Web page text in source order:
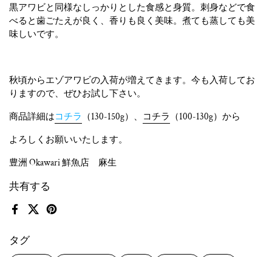
共有する
FacebookX (Twitter)
Pinterest
タグ
黒アワビと同様なしっかりとした食感と身質。刺身などで食
べると歯ごたえが良く、香りも良く美味。煮ても蒸しても美
味しいです。
秋頃からエゾアワビの入荷が増えてきます。今も入荷してお
りますので、ぜひお試し下さい。
商品詳細はコチラ （130-150g）、 コチラ （100-130g）から
よろしくお願いいたします。
豊洲 Okawari 鮮魚店 麻生